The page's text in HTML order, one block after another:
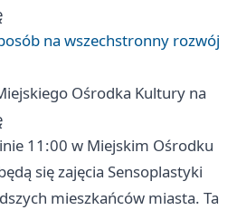
na wszechstronny rozwój
Ośrodka Kultury na
11:00 w Miejskim Ośrodku
się zajęcia Sensoplastyki
mieszkańców miasta. Ta